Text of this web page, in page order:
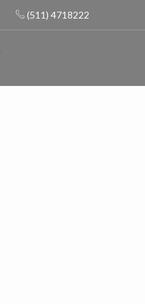
(511) 4718222